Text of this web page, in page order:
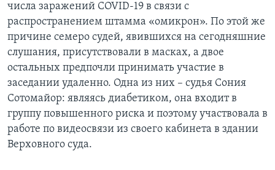
числа заражений COVID-19 в связи с
распространением штамма «омикрон». По этой же
причине семеро судей, явившихся на сегодняшние
слушания, присутствовали в масках, а двое
остальных предпочли принимать участие в
заседании удаленно. Одна из них – судья Сония
Сотомайор: являясь диабетиком, она входит в
группу повышенного риска и поэтому участвовала в
работе по видеосвязи из своего кабинета в здании
Верховного суда.